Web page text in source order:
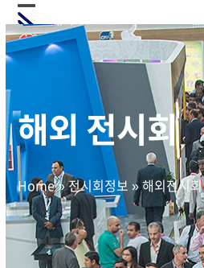
Skip
to
content
Open
mobile
Close
mobile
해외 전시회
Home»전시회정보 »해외전시회